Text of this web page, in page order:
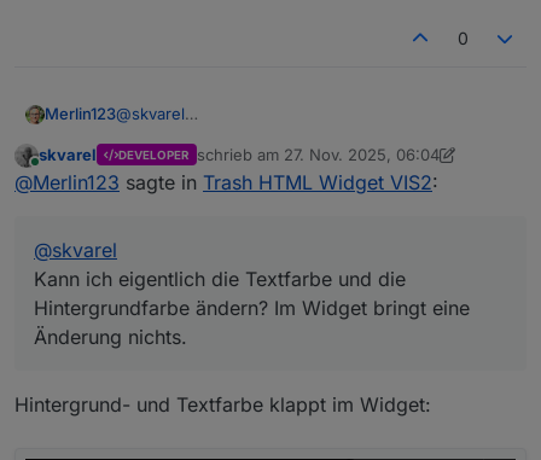
0
Merlin123@skvarel
Hintergrundfarbe ändern? Im Widget bringt eine
Änderung nichts.
Online
skvarel DEVELOPER schrieb am 27. Nov. 2025, 06:04
zuletzt editiert von skvarel
@Merlin123 sagte in Trash HTML Widget VIS2:
@skvarel
Kann ich eigentlich die Textfarbe und die
Hintergrundfarbe ändern? Im Widget bringt eine
Änderung nichts.
Hintergrund- und Textfarbe klappt im Widget: